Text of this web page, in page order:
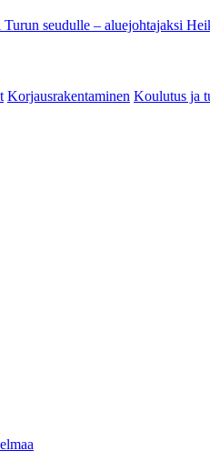
seudulle – aluejohtajaksi
Korjausrakentaminen Koulutus ja